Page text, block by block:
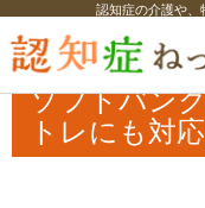
認知症の介護や、
認知症ねっと 認知症最新
Pepperが見守りや脳トレにも
ソフトバン
トレにも対